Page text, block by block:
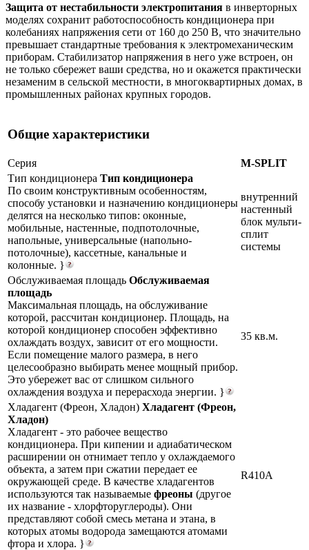
Защита от нестабильности электропитания в инверторных
моделях сохранит работоспособность кондиционера при
колебаниях напряжения сети от 160 до 250 В, что значительно
превышает стандартные требования к электромеханическим
приборам. Стабилизатор напряжения в него уже встроен, он
не только сбережет ваши средства, но и окажется практически
незаменим в сельской местности, в многоквартирных домах, в
промышленных районах крупных городов.
Общие характеристики
Серия
M-SPLIT
Тип кондиционера Тип кондиционера
По своим конструктивным особенностям,
способу установки и назначению кондиционеры
делятся на несколько типов: оконные,
мобильные, настенные, подпотолочные,
напольные, универсальные (напольно-
потолочные), кассетные, канальные и
колонные. }
внутренний
настенный
блок мульти-
сплит
системы
Обслуживаемая площадь Обслуживаемая
площадь
Максимальная площадь, на обслуживание
которой, рассчитан кондиционер. Площадь, на
которой кондиционер способен эффективно
охлаждать воздух, зависит от его мощности.
Если помещение малого размера, в него
целесообразно выбирать менее мощный прибор.
Это убережет вас от слишком сильного
охлаждения воздуха и перерасхода энергии. }
35 кв.м.
Хладагент (Фреон, Хладон) Хладагент (Фреон,
Хладон)
Хладагент - это рабочее вещество
кондиционера. При кипении и адиабатическом
расширении он отнимает тепло у охлаждаемого
объекта, а затем при сжатии передает ее
окружающей среде. В качестве хладагентов
используются так называемые фреоны (другое
их название - хлорфторуглероды). Они
представляют собой смесь метана и этана, в
которых атомы водорода замещаются атомами
фтора и хлора. }
R410A